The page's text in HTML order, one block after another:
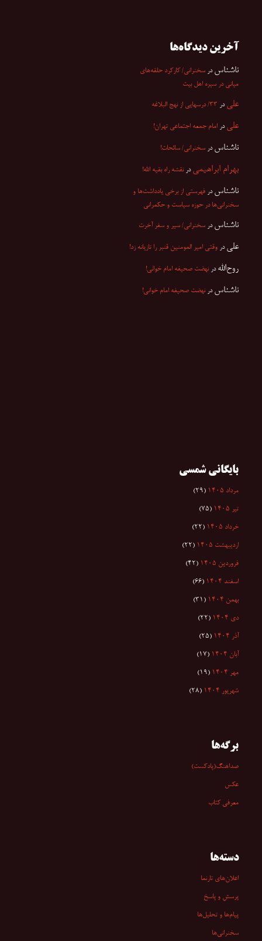
آخرین دیدگاه‌ها
ناشناس در سخنرانی/ کارکرد حلقه‌های
میانی در سیره اهل بیت
علی در ۳۳/ درسهایی از نهج البلاغه
علی در امام جمعه اجتماعی تهران!
ناشناس در سخنرانی/ سائحات!
بهرام ابراهیمی درنقشه راه بقیه الله!
ناشناس در فهرستی از برخی یادداشت‌ها و
سخنرانی‌ها در حوزه سیاست و حکمرانی
ناشناس در سخنرانی/ سیر و سفر آخرت
علی در وقتی امیر المومنین قنبر را تازیانه زد!
روح‌الله درنهضت صحیفه امام خوانی!
ناشناس درنهضت صحیفه امام خوانی!
بایگانی شمسی
مرداد ۱۴۰۵ (۲۹)
تیر ۱۴۰۵ (۷۵)
خرداد ۱۴۰۵ (۲۲)
اردیبهشت ۱۴۰۵ (۲۲)
فروردین ۱۴۰۵ (۴۲)
اسفند ۱۴۰۴ (۶۶)
بهمن ۱۴۰۴ (۳۱)
دی ۱۴۰۴ (۲۲)
آذر ۱۴۰۴ (۲۵)
آبان ۱۴۰۴ (۱۷)
مهر ۱۴۰۴ (۱۹)
شهریور ۱۴۰۴ (۲۸)
برگه‌ها
صداهنگ(پادکست)
عکس
معرفی کتاب
دسته‌ها
اعلان‌های تارنما
پرسش و پاسخ
پیام‌ها و تحلیل‌ها
سخنرانی‏‏‌ها